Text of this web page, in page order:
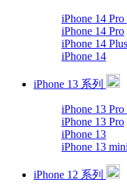
iPhone 14
iPhone 14 Pro
iPhone 14 Plus
iPhone 14
iPhone 13 系列
iPhone 13
iPhone 13 Pro
iPhone 13
iPhone 13 mini
iPhone 12 系列